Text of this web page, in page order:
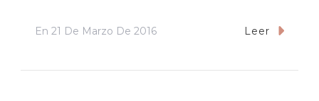
En 21 De Marzo De 2016 Leer